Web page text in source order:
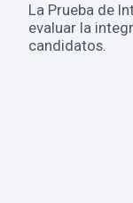
La Prueba de
evaluar la
candidatos.